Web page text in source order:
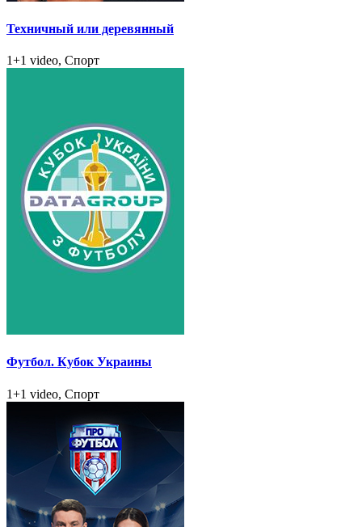
Техничный или деревянный
1+1 video, Спорт
Футбол. Кубок Украины
1+1 video, Спорт